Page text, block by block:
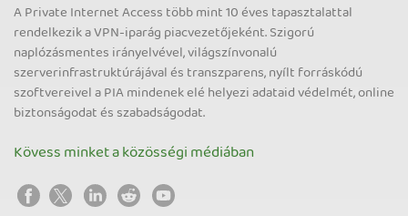
A Private Internet Access több mint 10 éves tapasztalattal
rendelkezik a VPN-iparág piacvezetőjeként. Szigorú
naplózásmentes irányelvével, világszínvonalú
szerverinfrastruktúrájával és transzparens, nyílt forráskódú
szoftvereivel a PIA mindenek elé helyezi adataid védelmét, online
biztonságodat és szabadságodat.
Kövess minket a közösségi médiában